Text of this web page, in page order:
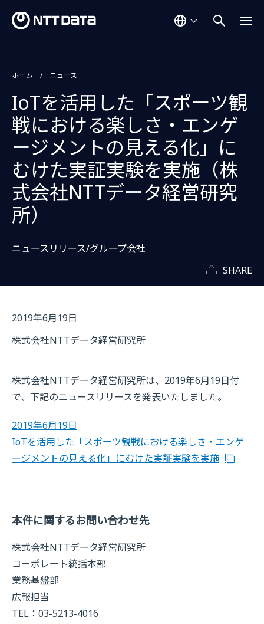
ホーム ニュース
IoTを活用した「スポーツ観
戦における楽しさ・エンゲ
ージメントの見える化」に
むけた実証実験を実施（株
式会社NTTデータ経営研究
所）
ニュースリリース/グループ会社
SHARE
2019年6月19日
株式会社NTTデータ経営研究所
株式会社NTTデータ経営研究所は、2019年6月19日付
で、下記のニュースリリースを発表いたしました。
2019年6月19日
IoTを活用した「スポーツ観戦における楽しさ・エンゲ
ージメントの見える化」にむけた実証実験を実施
本件に関するお問い合わせ先
株式会社NTTデータ経営研究所
コーポレート統括本部
業務基盤部
広報担当
TEL：03-5213-4016